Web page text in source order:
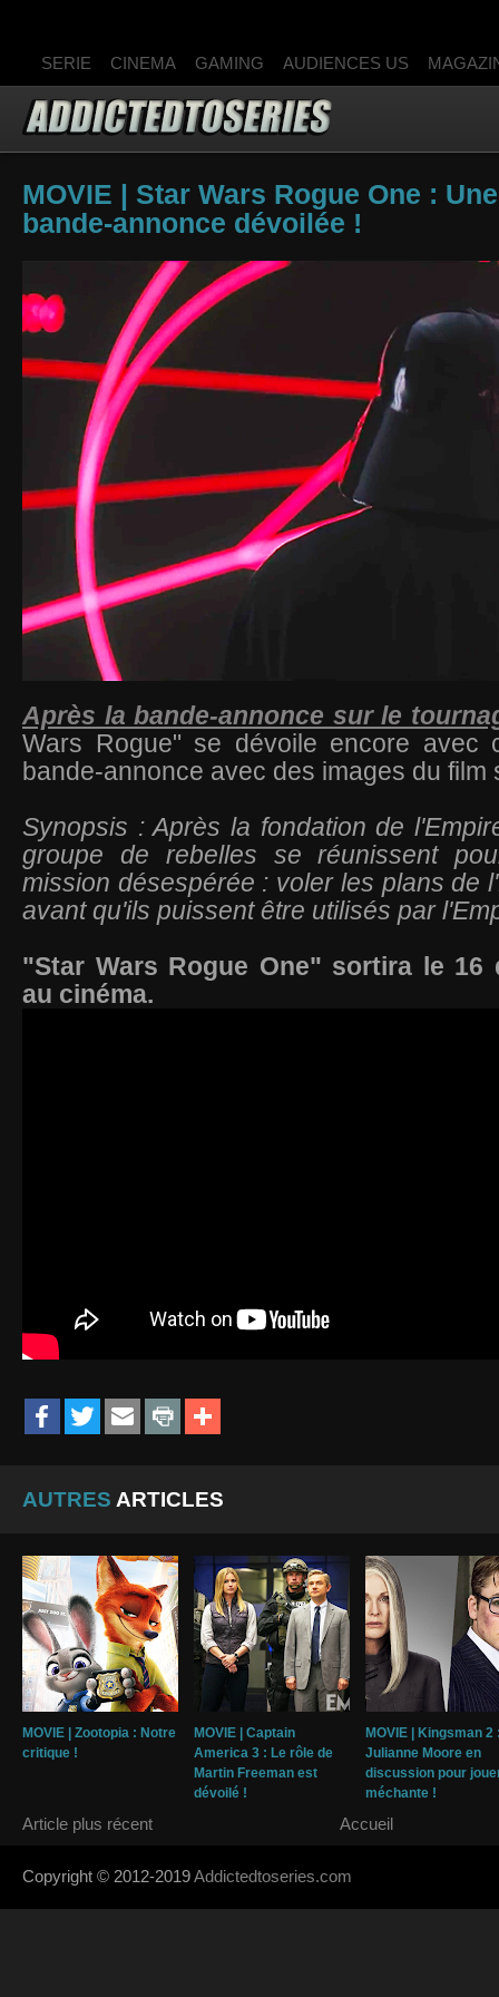
SERIE CINEMA GAMING AUDIENCES US
MOVIE | Star Wars Rogue One :
bande-annonce dévoilée !
Après la bande-annonce sur le
Wars Rogue" se dévoile encore avec
bande-annonce avec des images du film
Synopsis : Après la fondation de
groupe de rebelles se réunissent
mission désespérée : voler les plans de
avant qu'ils puissent être utilisés par
"Star Wars Rogue One" sortira le 16
au cinéma.
AUTRES ARTICLES
MOVIE | Zootopia : Notre
critique !
MOVIE | Captain
America 3 : Le rôle de
Martin Freeman est
dévoilé !
MOVIE | Kingsman 2
Julianne Moore en
discussion pour
méchante !
Article plus récent Accueil
Copyright © 2012-2019Addictedtoseries.com